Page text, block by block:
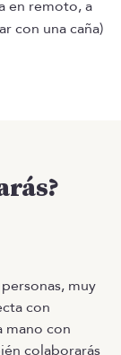
en remoto, a
con una caña)
muy
con
mano con
colaborarás